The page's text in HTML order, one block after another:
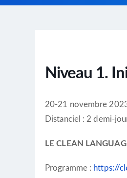
Niveau 1.
20-21 novembre
Distanciel : 2 demi-
LE CLEAN
Programme : https://